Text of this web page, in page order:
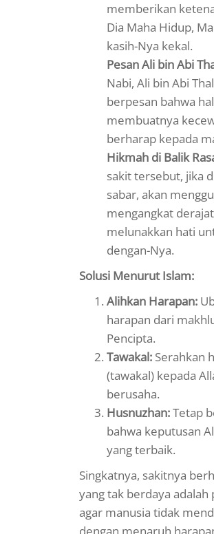
memberikan
Dia Maha Hidup,
kasih-Nya kekal.
Pesan Ali bin Abi
Nabi, Ali bin Abi
berpesan bahwa
membuatnya
berharap kepada
Hikmah di Balik
sakit tersebut, jika
sabar, akan
mengangkat
melunakkan hati
dengan-Nya.
Solusi Menurut Islam:
Alihkan Harapan:
harapan dari
Pencipta.
Tawakal: Serahkan
(tawakal) kepada
berusaha.
Husnuzhan:Tetap
bahwa keputusan
yang terbaik.
Singkatnya, sakitnya
yang tak berdaya adalah
agar manusia tidak